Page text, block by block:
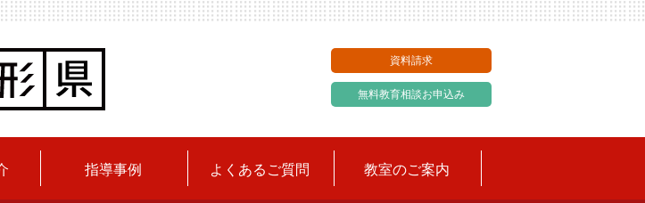
資料請求
無料教育相談お申込み
指導事例 よくあるご質問 教室のご案内